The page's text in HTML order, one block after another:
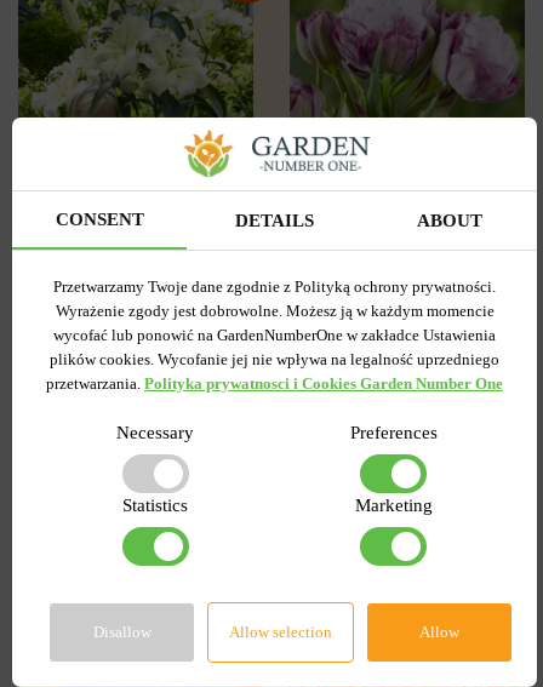
Lilia OT Hybryda Pretty
Wysyłamy od 5 września
Kupiony 1956 razy
Kod produktu
1308
Ilość w paczce
1
7.58 zł
Tulipan
Pełny+Wielokwiatowy
Peggy Wonder
Wysyłamy od 5 września
Kupiony 217 razy
Kod produktu
1467
Ilość w paczce
15.27 zł6.87 zł
-55% -60%
CONSENT DETAILS ABOUT
Przetwarzamy Twoje dane zgodnie z Polityką ochrony prywatności.
Wyrażenie zgody jest dobrowolne. Możesz ją w każdym momencie
wycofać lub ponowić na GardenNumberOne w zakładce Ustawienia
plików cookies. Wycofanie jej nie wpływa na legalność uprzedniego
przetwarzania. Polityka prywatnosci i Cookies Garden Number One
Necessary Preferences
Statistics Marketing
Disallow Allow selection Allow